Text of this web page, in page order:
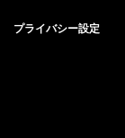
プライバシー設定